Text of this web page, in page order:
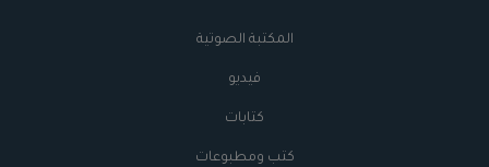
المكتبة الصوتية
فيديو
كتابات
كتب ومطبوعات